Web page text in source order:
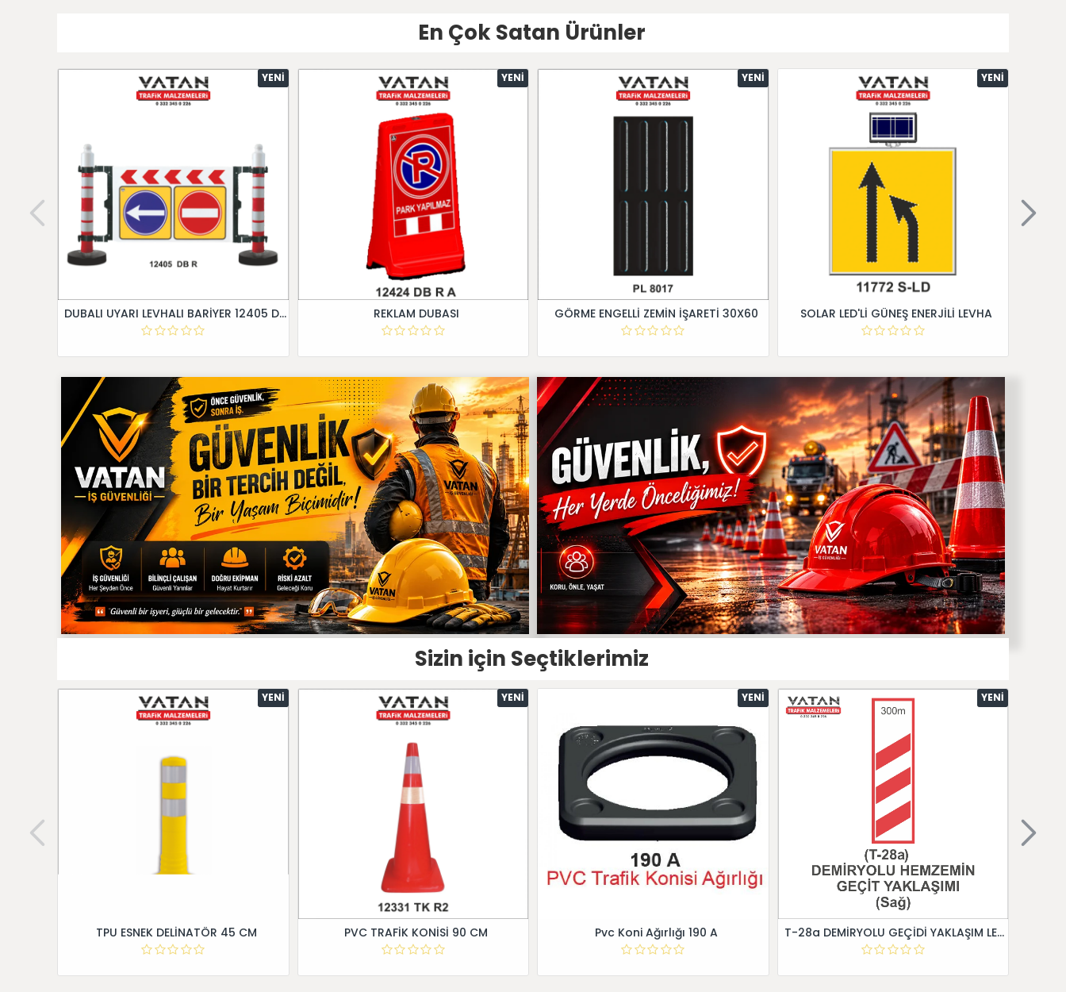
En Çok Satan Ürünler
YENI
DUBALI UYARI LEVHALI BARİYER 12405 DB R
YENI
REKLAM DUBASI
YENI
GÖRME ENGELLİ ZEMİN İŞARETİ 30X60
YENI
SOLAR LED'Lİ GÜNEŞ ENERJİLİ LEVHA
Sizin için Seçtiklerimiz
YENI
TPU ESNEK DELİNATÖR 45 CM
YENI
PVC TRAFİK KONİSİ 90 CM
YENI
Pvc Koni Ağırlığı 190 A
YENI
T-28a DEMİRYOLU GEÇİDİ YAKLAŞIM LEVHALARI (Sağ)